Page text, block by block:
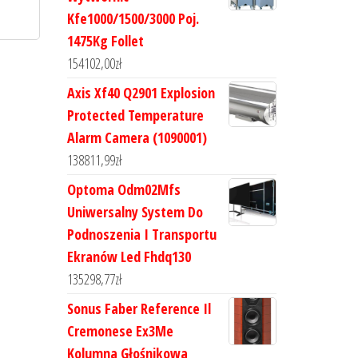
Kfe1000/1500/3000 Poj.
1475Kg Follet
154102,00zł
Axis Xf40 Q2901 Explosion
Protected Temperature
Alarm Camera (1090001)
138811,99zł
Optoma Odm02Mfs
Uniwersalny System Do
Podnoszenia I Transportu
Ekranów Led Fhdq130
135298,77zł
Sonus Faber Reference Il
Cremonese Ex3Me
Kolumna Głośnikowa